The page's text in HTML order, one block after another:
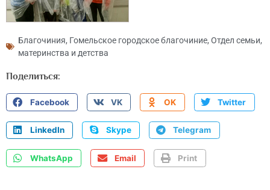
Благочиния, Гомельское городское благочиние, Отдел семьи,
материнства и детства
Поделиться:
Facebook VK OK Twitter
LinkedIn Skype Telegram
WhatsApp Email Print